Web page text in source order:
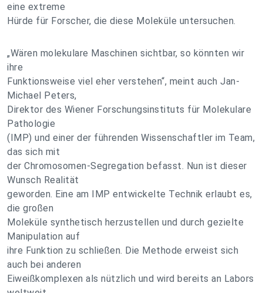
eine extreme
Hürde für Forscher, die diese Moleküle untersuchen.
„Wären molekulare Maschinen sichtbar, so könnten wir
ihre
Funktionsweise viel eher verstehen“, meint auch Jan-
Michael Peters,
Direktor des Wiener Forschungsinstituts für Molekulare
Pathologie
(IMP) und einer der führenden Wissenschaftler im Team,
das sich mit
der Chromosomen-Segregation befasst. Nun ist dieser
Wunsch Realität
geworden. Eine am IMP entwickelte Technik erlaubt es,
die großen
Moleküle synthetisch herzustellen und durch gezielte
Manipulation auf
ihre Funktion zu schließen. Die Methode erweist sich
auch bei anderen
Eiweißkomplexen als nützlich und wird bereits an Labors